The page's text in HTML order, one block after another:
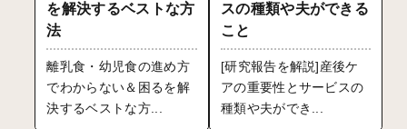
を解決するベストな方
法
離乳食・幼児食の進め方
でわからない＆困るを解
決するベストな方...
スの種類や夫ができる
こと
[研究報告を解説]産後ケ
アの重要性とサービスの
種類や夫ができ...